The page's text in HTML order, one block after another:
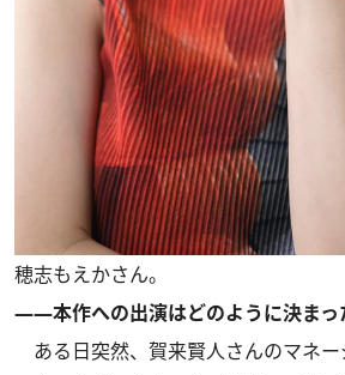
穂志もえかさん。
――本作への出演はどのように決まっ
ある日突然、賀来賢人さんのマネー